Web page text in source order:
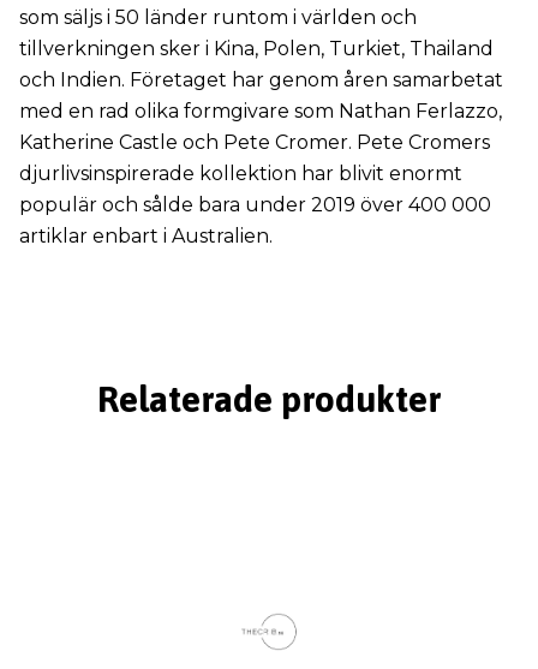
som säljs i 50 länder runtom i världen och
tillverkningen sker i Kina, Polen, Turkiet, Thailand
och Indien. Företaget har genom åren samarbetat
med en rad olika formgivare som Nathan Ferlazzo,
Katherine Castle och Pete Cromer. Pete Cromers
djurlivsinspirerade kollektion har blivit enormt
populär och sålde bara under 2019 över 400 000
artiklar enbart i Australien.
Relaterade produkter